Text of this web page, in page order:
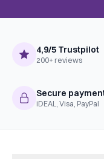
4,9/5 Trustpilot
200+ reviews
Secure
iDEAL, Visa, PayPal